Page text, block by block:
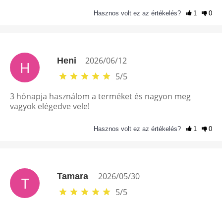
Hasznos volt ez az értékelés? 1 0
Hasznos volt ez az értékelés? 1 0
H Heni
2026/06/12
5/5
3 hónapja használom a terméket és nagyon meg
vagyok elégedve vele!
T Tamara
2026/05/30
5/5